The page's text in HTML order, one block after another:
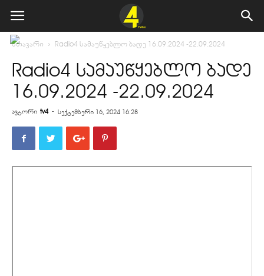
მთავარი Radio4 სამაუწყებლო ბადე 16.09.2024 -22.09.2024
Radio4 სამაუწყებლო ბადე
16.09.2024 -22.09.2024
ავტორი tv4 - სექტემბერი 16, 2024 16:28